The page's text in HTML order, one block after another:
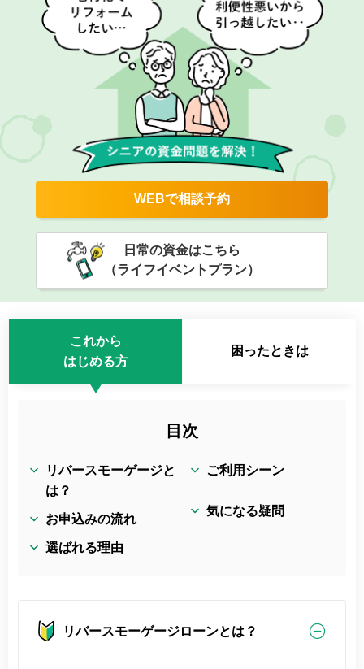
WEBで相談予約
日常の資金はこちら
（ライフイベントプラン）
これから
はじめる方
困ったときは
目次
リバースモーゲージと
は？
ご利用シーン
お申込みの流れ
気になる疑問
選ばれる理由
リバースモーゲージローンとは？